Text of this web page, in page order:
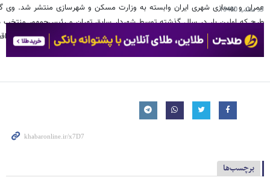
عمران و بهسازی شهری ایران وابسته به وزارت مسکن و شهرسازی منتشر شد. وی
طرح که اولین بار در سال گذشته توسط شهردار سابق تهران و رئیس‌جمهور منتخب
ارائه شده راهکارى کوتاه مدت است در مقابل بلایاى طبیعى- زلزله - که مبتنى بر
از سوى گروهى در شهردارى طراحى شده است.»
کد مطلب13480
برچسب‌ها